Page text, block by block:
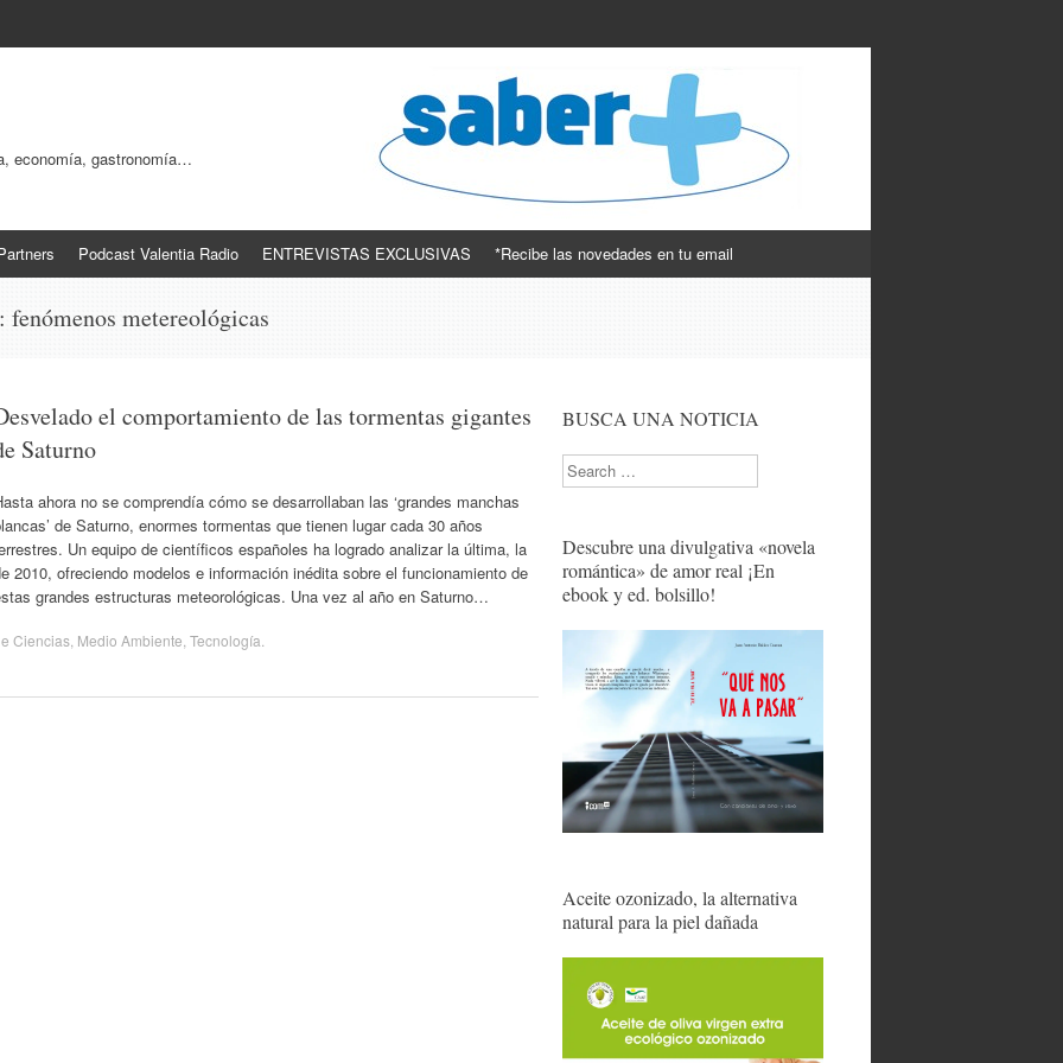
economía, gastronomía…
Podcast Valentia Radio ENTREVISTAS EXCLUSIVAS *Recibe las novedades en tu email
fenómenos metereológicas
el comportamiento de las tormentas gigantes
Saturno
ahora no se comprendía cómo se desarrollaban las ‘grandes manchas
de Saturno, enormes tormentas que tienen lugar cada 30 años
Un equipo de científicos españoles ha logrado analizar la última, la
2010, ofreciendo modelos e información inédita sobre el funcionamiento de
grandes estructuras meteorológicas. Una vez al año en Saturno…
Ciencias Medio Ambiente Tecnología
BUSCA UNA NOTICIA
Search
Descubre una divulgativa «novela
romántica» de amor real ¡En
ebook y ed. bolsillo!
Aceite ozonizado, la alternativa
natural para la piel dañada